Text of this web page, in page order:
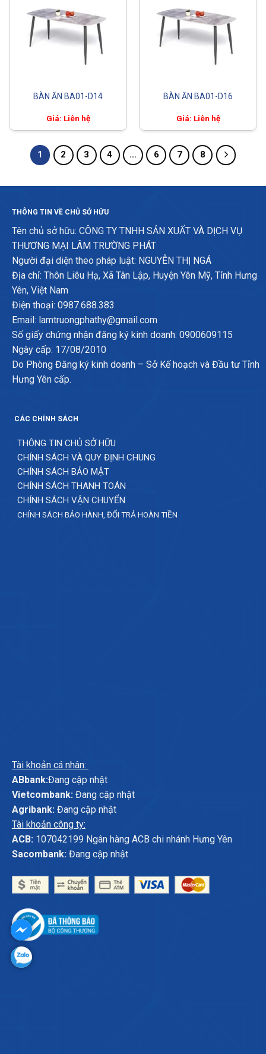
BÀN ĂN BA01-D14
Giá: Liên hệ
BÀN ĂN BA01-D16
Giá: Liên hệ
1 2 3 4 … 6 7 8
THÔNG TIN VỀ CHỦ SỞ HỮU
Tên chủ sở hữu: CÔNG TY TNHH SẢN XUẤT VÀ DỊCH VỤ
THƯƠNG MẠI LÂM TRƯỜNG PHÁT
Người đại diện theo pháp luật: NGUYỄN THỊ NGÁ
Địa chỉ: Thôn Liêu Hạ, Xã Tân Lập, Huyện Yên Mỹ, Tỉnh Hưng
Yên, Việt Nam
Điện thoại: 0987.688.383
Email: lamtruongphathy@gmail.com
Số giấy chứng nhận đăng ký kinh doanh: 0900609115
Ngày cấp: 17/08/2010
Do Phòng Đăng ký kinh doanh – Sở Kế hoạch và Đầu tư Tỉnh
Hưng Yên cấp.
CÁC CHÍNH SÁCH
THÔNG TIN CHỦ SỞ HỮU
CHÍNH SÁCH VÀ QUY ĐỊNH CHUNG
CHÍNH SÁCH BẢO MẬT
CHÍNH SÁCH THANH TOÁN
CHÍNH SÁCH VẬN CHUYỂN
CHÍNH SÁCH BẢO HÀNH, ĐỔI TRẢ HOÀN TIỀN
Tài khoản cá nhân:
ABbank:Đang cập nhật
Vietcombank:Đang cập nhật
Agribank:Đang cập nhật
Tài khoản công ty:
ACB:107042199 Ngân hàng ACB chi nhánh Hưng Yên
Sacombank:Đang cập nhật